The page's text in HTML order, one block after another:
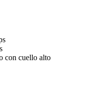
con cuello alto